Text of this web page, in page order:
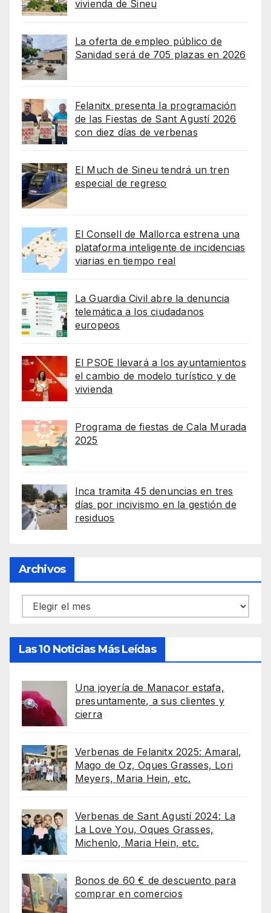
vivienda de Sineu
La oferta de empleo público de
Sanidad será de 705 plazas en 2026
Felanitx presenta la programación
de las Fiestas de Sant Agustí 2026
con diez días de verbenas
El Much de Sineu tendrá un tren
especial de regreso
El Consell de Mallorca estrena una
plataforma inteligente de incidencias
viarias en tiempo real
La Guardia Civil abre la denuncia
telemática a los ciudadanos
europeos
El PSOE llevará a los ayuntamientos
el cambio de modelo turístico y de
vivienda
Programa de fiestas de Cala Murada
2025
Inca tramita 45 denuncias en tres
días por incivismo en la gestión de
residuos
Archivos
Archivos
Las 10 Noticias Más Leídas
Una joyería de Manacor estafa,
presuntamente, a sus clientes y
cierra
Verbenas de Felanitx 2025: Amaral,
Mago de Oz, Oques Grasses, Lori
Meyers, Maria Hein, etc.
Verbenas de Sant Agustí 2024: La
La Love You, Oques Grasses,
Michenlo, Maria Hein, etc.
Bonos de 60 € de descuento para
comprar en comercios